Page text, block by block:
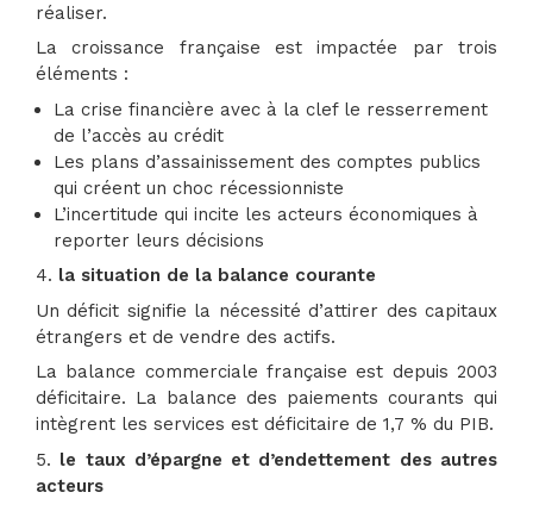
réaliser.
La croissance française est impactée par trois
éléments :
La crise financière avec à la clef le resserrement
de l’accès au crédit
Les plans d’assainissement des comptes publics
qui créent un choc récessionniste
L’incertitude qui incite les acteurs économiques à
reporter leurs décisions
4. la situation de la balance courante
Un déficit signifie la nécessité d’attirer des capitaux
étrangers et de vendre des actifs.
La balance commerciale française est depuis 2003
déficitaire. La balance des paiements courants qui
intègrent les services est déficitaire de 1,7 % du PIB.
5. le taux d’épargne et d’endettement des autres
acteurs